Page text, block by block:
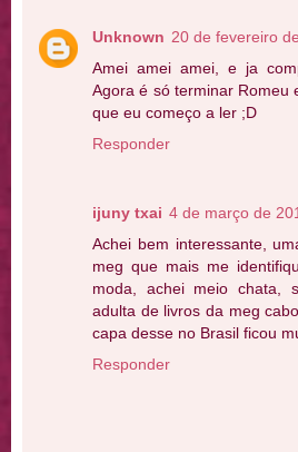
Unknown 20 de fevereiro
Amei amei amei, e ja
Agora é só terminar Romeu
que eu começo a ler ;D
Responder
ijuny txai 4 de março de
Achei bem interessante,
meg que mais me
moda, achei meio chata,
adulta de livros da meg
capa desse no Brasil ficou
Responder